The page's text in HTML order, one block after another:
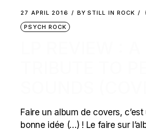
27 APRIL 2016 BY STILL IN ROCK
PSYCH ROCK
Faire un album de covers,
bonne idée (…) ! Le faire sur